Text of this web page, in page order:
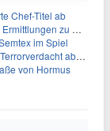
Chef-Titel ab
zu Drohnenvorfall
im Spiel
abschieben
von Hormus